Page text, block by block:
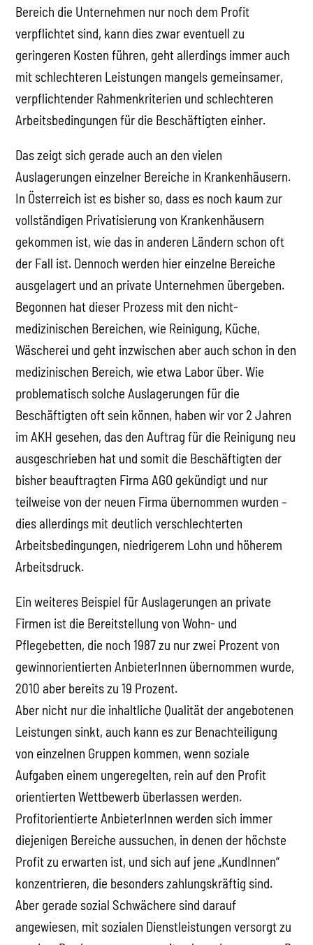
Bereich die Unternehmen nur noch dem Profit
verpflichtet sind, kann dies zwar eventuell zu
geringeren Kosten führen, geht allerdings immer auch
mit schlechteren Leistungen mangels gemeinsamer,
verpflichtender Rahmenkriterien und schlechteren
Arbeitsbedingungen für die Beschäftigten einher.
Das zeigt sich gerade auch an den vielen
Auslagerungen einzelner Bereiche in Krankenhäusern.
In Österreich ist es bisher so, dass es noch kaum zur
vollständigen Privatisierung von Krankenhäusern
gekommen ist, wie das in anderen Ländern schon oft
der Fall ist. Dennoch werden hier einzelne Bereiche
ausgelagert und an private Unternehmen übergeben.
Begonnen hat dieser Prozess mit den nicht-
medizinischen Bereichen, wie Reinigung, Küche,
Wäscherei und geht inzwischen aber auch schon in den
medizinischen Bereich, wie etwa Labor über. Wie
problematisch solche Auslagerungen für die
Beschäftigten oft sein können, haben wir vor 2 Jahren
im AKH gesehen, das den Auftrag für die Reinigung neu
ausgeschrieben hat und somit die Beschäftigten der
bisher beauftragten Firma AGO gekündigt und nur
teilweise von der neuen Firma übernommen wurden –
dies allerdings mit deutlich verschlechterten
Arbeitsbedingungen, niedrigerem Lohn und höherem
Arbeitsdruck.
Ein weiteres Beispiel für Auslagerungen an private
Firmen ist die Bereitstellung von Wohn- und
Pflegebetten, die noch 1987 zu nur zwei Prozent von
gewinnorientierten AnbieterInnen übernommen wurde,
2010 aber bereits zu 19 Prozent.
Aber nicht nur die inhaltliche Qualität der angebotenen
Leistungen sinkt, auch kann es zur Benachteiligung
von einzelnen Gruppen kommen, wenn soziale
Aufgaben einem ungeregelten, rein auf den Profit
orientierten Wettbewerb überlassen werden.
Profitorientierte AnbieterInnen werden sich immer
diejenigen Bereiche aussuchen, in denen der höchste
Profit zu erwarten ist, und sich auf jene „KundInnen“
konzentrieren, die besonders zahlungskräftig sind.
Aber gerade sozial Schwächere sind darauf
angewiesen, mit sozialen Dienstleistungen versorgt zu